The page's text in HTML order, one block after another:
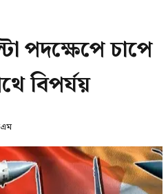
পদক্ষেপে চাপে
বিপর্যয়